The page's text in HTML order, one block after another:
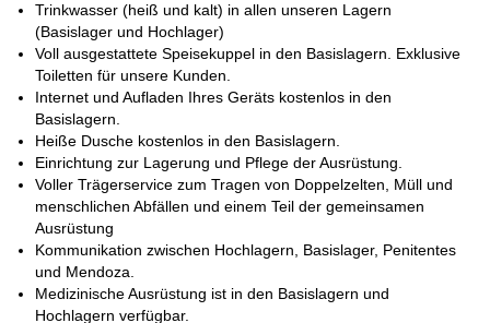
Für weitere Informationen finden Sie den vollständigen
Reiseverlauf und die nächsten Abfahrtsdaten für diese Reise
unten in dieser Beschreibung.
Sind Sie also bereit für eine unvergessliche Aconcagua-
Wanderung? Dann kontaktieren Sie mich und schließen Sie sich
mir auf dieser erstaunlichen 20-tägigen Expedition zum
höchsten Gipfel Südamerikas an!
Trinkwasser (heiß und kalt) in allen unseren Lagern
(Basislager und Hochlager)
Voll ausgestattete Speisekuppel in den Basislagern. Exklusive
Toiletten für unsere Kunden.
Internet und Aufladen Ihres Geräts kostenlos in den
Basislagern.
Heiße Dusche kostenlos in den Basislagern.
Einrichtung zur Lagerung und Pflege der Ausrüstung.
Voller Trägerservice zum Tragen von Doppelzelten, Müll und
menschlichen Abfällen und einem Teil der gemeinsamen
Ausrüstung
Kommunikation zwischen Hochlagern, Basislager, Penitentes
und Mendoza.
Medizinische Ausrüstung ist in den Basislagern und
Hochlagern verfügbar.